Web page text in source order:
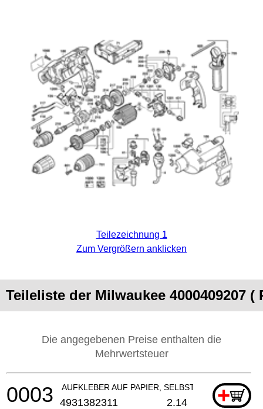
Teilezeichnung 1
Zum Vergrößern anklicken
Teileliste der Milwaukee 4000409207 (
Die angegebenen Preise enthalten die
Mehrwertsteuer
AUFKLEBER AUF PAPIER, SELBSTKLEBEND
+
0003 4931382311 2.14